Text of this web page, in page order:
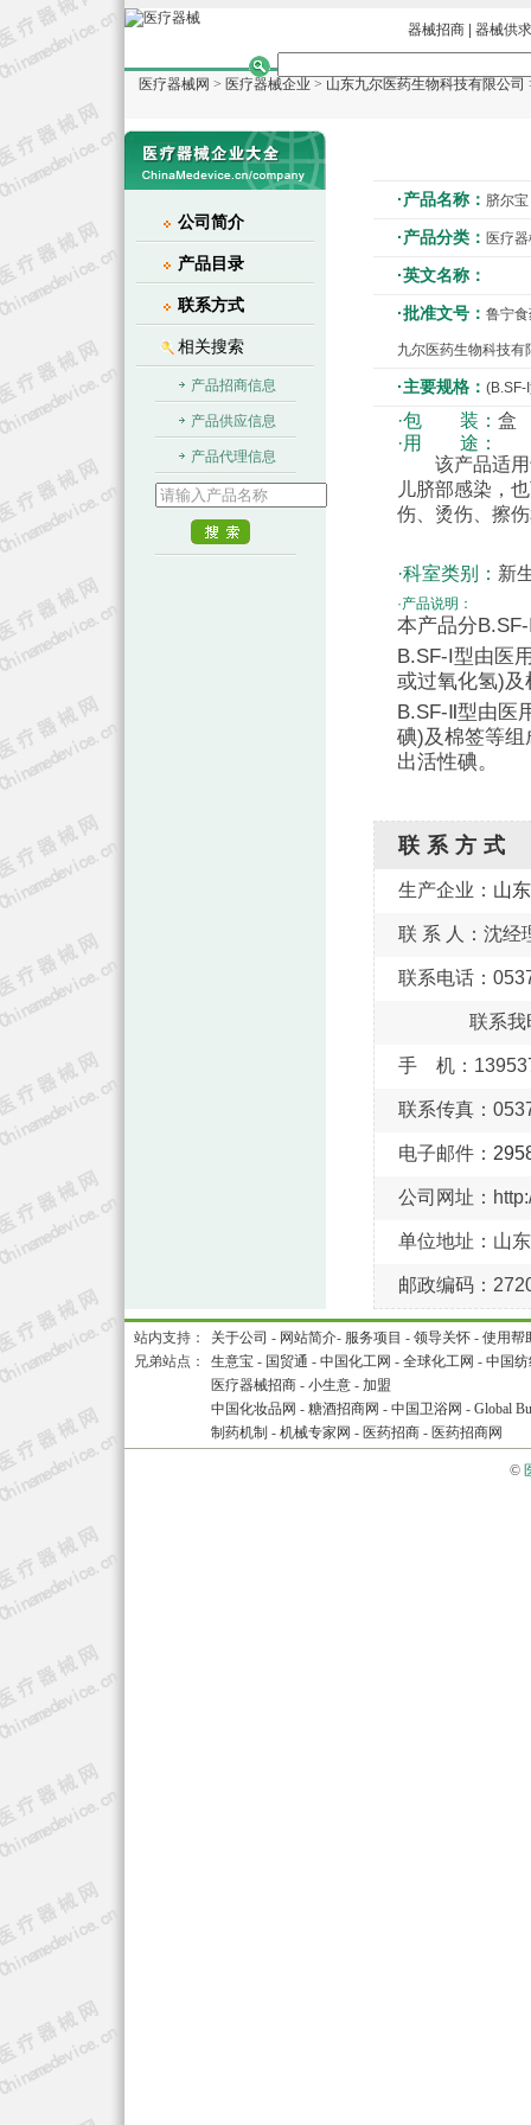
器械招商 器械供求
医疗器械网 > 医疗器械企业 > 山东九尔医药生物科技有限公司
·产品名称： 脐尔宝
·产品分类： 医疗
·英文名称：
·批准文号： 鲁宁食
九尔医药生物科技有
·主要规格： (B.SF-
·包 装： 盒
·用 途：
该产品适用
儿脐部感染，
伤、烫伤、擦
·科室类别： 新
·产品说明：
本产品分
B.SF-I型由医
或过氧化氢)
B.SF-Ⅱ型由医
碘)及棉签等
出活性碘。
联系方式
生产企业： 山
联 系 人：沈经
联系电话：
联系我
手 机：
联系传真：
电子邮件：
公司网址：
单位地址：山
邮政编码：
公司简介
产品目录
联系方式
相关搜索
产品招商信息
产品供应信息
产品代理信息
站内支持： 关于公司 - 网站简介- 服务项目 - 领导关怀 - 使用帮
兄弟站点：
生意宝 - 国贸通 - 中国化工网 - 全球化工网 - 中国
医疗器械招商 - 小生意 - 加盟
中国化妆品网 - 糖酒招商网 - 中国卫浴网 - Global
制药机制 - 机械专家网 - 医药招商 - 医药招商网
©